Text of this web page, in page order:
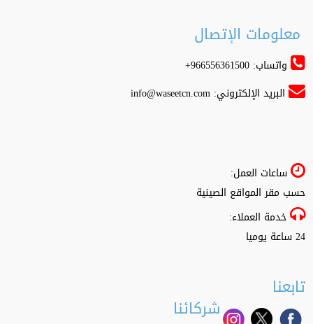
معلومات الإتصال
واتساب: 966556361500+
البريد الإلكتروني:info@waseetcn.com
ساعات العمل:
حسب مقر المواقع الصينية
خدمة العملاء:
24 ساعة يوميا
تابعنا
شركائنا